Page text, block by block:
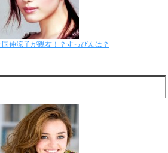
仲涼子が親友！？すっぴんは？